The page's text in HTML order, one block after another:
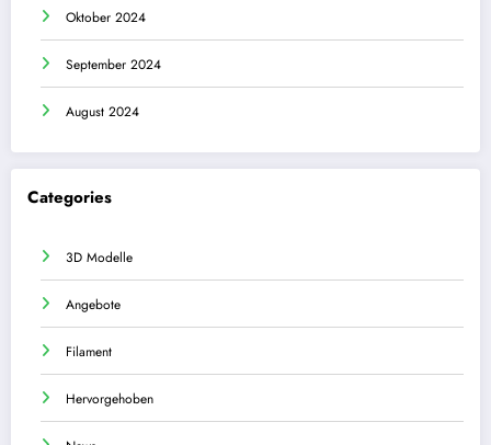
Oktober 2024
September 2024
August 2024
Categories
3D Modelle
Angebote
Filament
Hervorgehoben